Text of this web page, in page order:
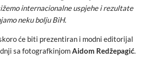
internacionalne uspjehe i rezultate
neku bolju BiH.
će biti prezentiran i modni editorijal
sa fotografkinjomAidom Redžepagić.